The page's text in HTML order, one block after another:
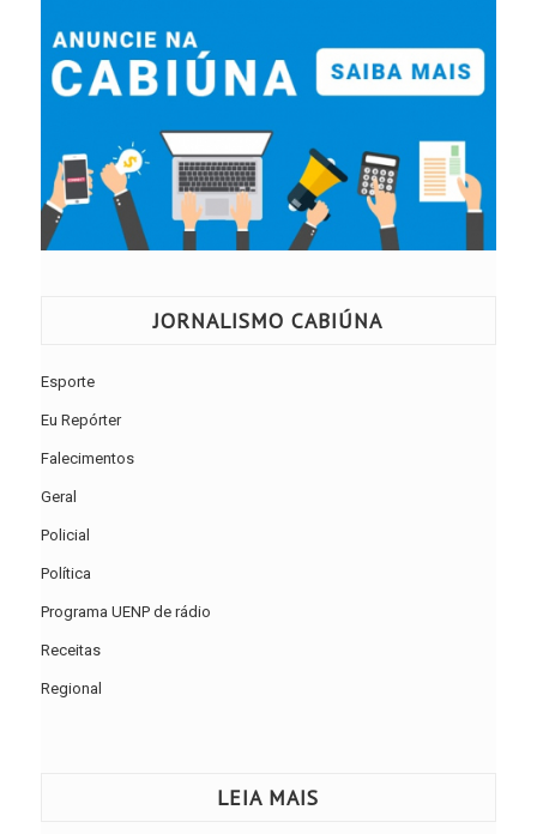
JORNALISMO CABIÚNA
Esporte
Eu Repórter
Falecimentos
Geral
Policial
Política
Programa UENP de rádio
Receitas
Regional
LEIA MAIS